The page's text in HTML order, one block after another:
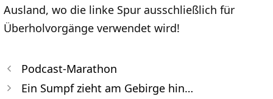
Ausland, wo die linke Spur ausschließlich für
Überholvorgänge verwendet wird!
Podcast-Marathon
Ein Sumpf zieht am Gebirge hin…